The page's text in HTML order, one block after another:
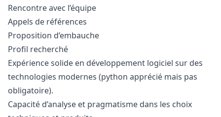
Rencontre avec l’équipe
Appels de références
Proposition d’embauche
Profil recherché
Expérience solide en développement logiciel sur des
technologies modernes (python apprécié mais pas
obligatoire).
Capacité d’analyse et pragmatisme dans les choix